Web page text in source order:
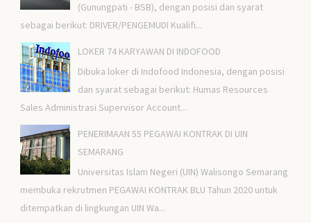
(Gunungpati - BSB), dengan posisi dan syarat
sebagai berikut: DRIVER/PENGEMUDI Kualifi...
LOKER 74 KARYAWAN DI INDOFOOD
Dibuka loker di Indofood Indonesia, dengan posisi
dan syarat sebagai berikut: Humas Resources
Sales Administrasi Supervisor Account...
PENERIMAAN 55 PEGAWAI KONTRAK DI UIN
SEMARANG
Universitas Islam Negeri (UIN) Walisongo Semarang
membuka rekrutmen PEGAWAI KONTRAK BLU Tahun 2020 untuk
ditempatkan di lingkungan UIN Wa...